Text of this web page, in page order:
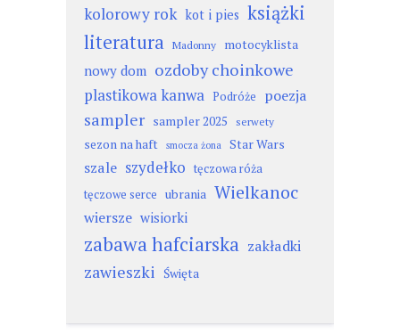
kolorowy rok kot i pies książki
literatura Madonny motocyklista
nowy dom ozdoby choinkowe
plastikowa kanwa Podróże poezja
sampler sampler 2025 serwety
sezon na haft smocza żona Star Wars
szale szydełko tęczowa róża
tęczowe serce ubrania Wielkanoc
wiersze wisiorki
zabawa hafciarska zakładki
zawieszki Święta